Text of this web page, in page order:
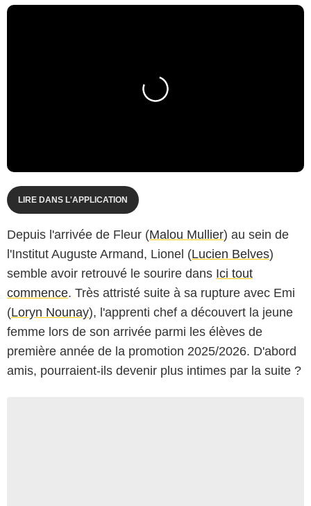
LIRE DANS L'APPLICATION
Depuis l'arrivée de Fleur (Malou Mullier) au sein de
l'Institut Auguste Armand, Lionel (Lucien Belves)
semble avoir retrouvé le sourire dans Ici tout
commence. Très attristé suite à sa rupture avec Emi
(Loryn Nounay), l'apprenti chef a découvert la jeune
femme lors de son arrivée parmi les élèves de
première année de la promotion 2025/2026. D'abord
amis, pourraient-ils devenir plus intimes par la suite ?